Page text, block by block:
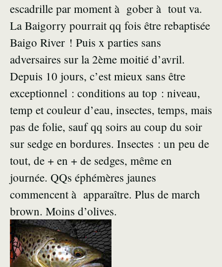
escadrille par moment à gober à tout va.
La Baigorry pourrait qq fois être rebaptisée
Baigo River ! Puis x parties sans
adversaires sur la 2ème moitié d’avril.
Depuis 10 jours, c’est mieux sans être
exceptionnel : conditions au top : niveau,
temp et couleur d’eau, insectes, temps, mais
pas de folie, sauf qq soirs au coup du soir
sur sedge en bordures. Insectes : un peu de
tout, de + en + de sedges, même en
journée. QQs éphémères jaunes
commencent à apparaître. Plus de march
brown. Moins d’olives.